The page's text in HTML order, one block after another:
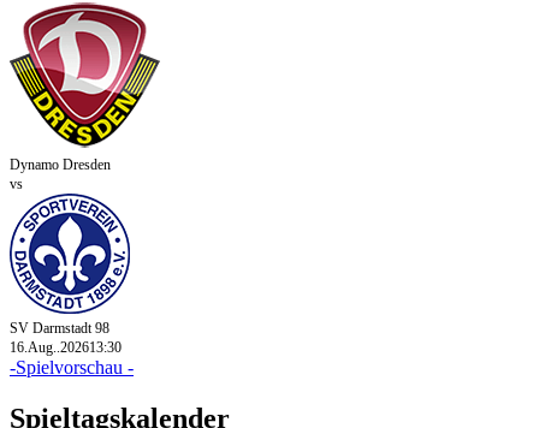
Dynamo Dresden
vs
SV Darmstadt 98
16.Aug..202613:30
-Spielvorschau -
Spieltagskalender